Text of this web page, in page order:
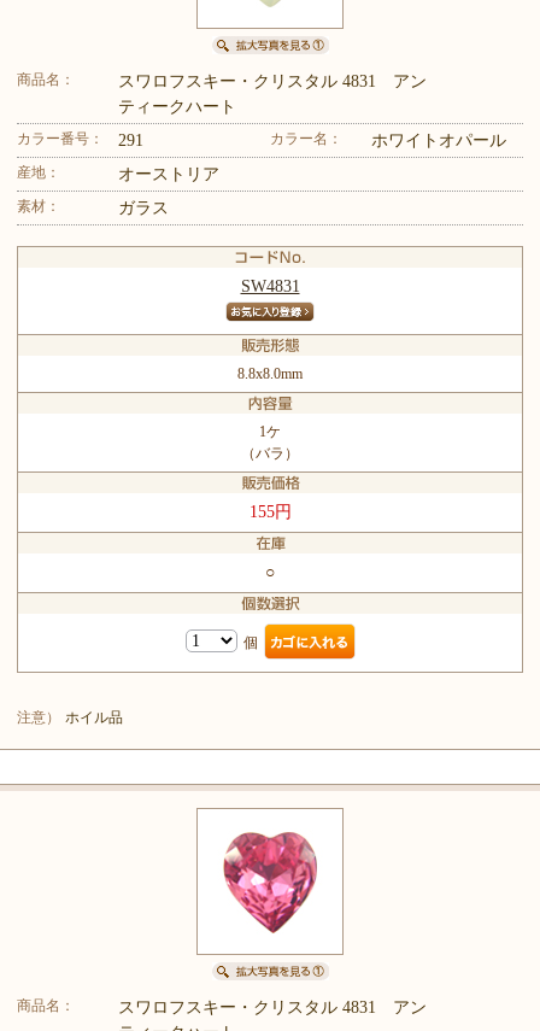
商品名：
スワロフスキー・クリスタル 4831 アン
ティークハート
カラー番号： 291 カラー名： ホワイトオパール
産地： オーストリア
素材： ガラス
SW4831
8.8x8.0mm
1ケ
（バラ）
155円
○
個
注意） ホイル品
商品名：
スワロフスキー・クリスタル 4831 アン